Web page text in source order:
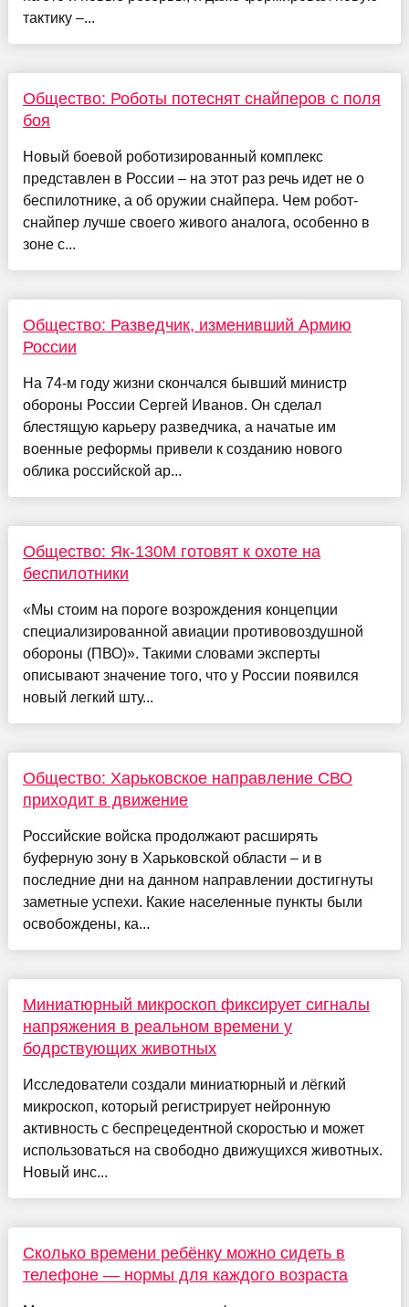
тактику –...
Общество: Роботы потеснят снайперов с поля
боя
Новый боевой роботизированный комплекс
представлен в России – на этот раз речь идет не о
беспилотнике, а об оружии снайпера. Чем робот-
снайпер лучше своего живого аналога, особенно в
зоне с...
Общество: Разведчик, изменивший Армию
России
На 74-м году жизни скончался бывший министр
обороны России Сергей Иванов. Он сделал
блестящую карьеру разведчика, а начатые им
военные реформы привели к созданию нового
облика российской ар...
Общество: Як-130М готовят к охоте на
беспилотники
«Мы стоим на пороге возрождения концепции
специализированной авиации противовоздушной
обороны (ПВО)». Такими словами эксперты
описывают значение того, что у России появился
новый легкий шту...
Общество: Харьковское направление СВО
приходит в движение
Российские войска продолжают расширять
буферную зону в Харьковской области – и в
последние дни на данном направлении достигнуты
заметные успехи. Какие населенные пункты были
освобождены, ка...
Миниатюрный микроскоп фиксирует сигналы
напряжения в реальном времени у
бодрствующих животных
Исследователи создали миниатюрный и лёгкий
микроскоп, который регистрирует нейронную
активность с беспрецедентной скоростью и может
использоваться на свободно движущихся животных.
Новый инс...
Сколько времени ребёнку можно сидеть в
телефоне — нормы для каждого возраста